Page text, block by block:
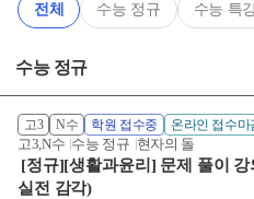
전체 수능 정규 수능 특
수능 정규
고3 N수 학원 접수중 온라인 접수마
고3,N수 수능 정규 현자의 돌
[정규][생활과윤리] 문제 풀이
실전 감각)